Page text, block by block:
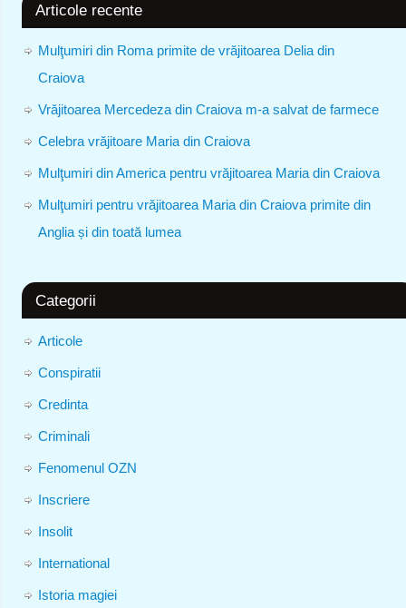
Articole recente
Mulţumiri din Roma primite de vrăjitoarea Delia din
Craiova
Vrăjitoarea Mercedeza din Craiova m-a salvat de farmece
Celebra vrăjitoare Maria din Craiova
Mulţumiri din America pentru vrăjitoarea Maria din Craiova
Mulţumiri pentru vrăjitoarea Maria din Craiova primite din
Anglia și din toată lumea
Categorii
Articole
Conspiratii
Credinta
Criminali
Fenomenul OZN
Inscriere
Insolit
International
Istoria magiei